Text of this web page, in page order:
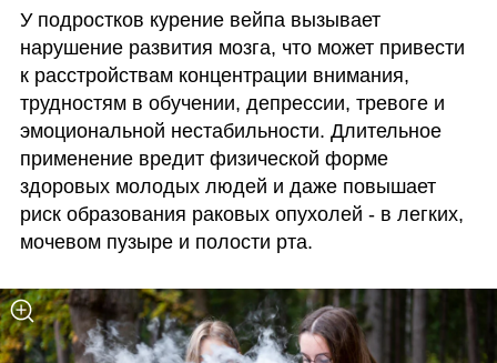
У подростков курение вейпа вызывает
нарушение развития мозга, что может привести
к расстройствам концентрации внимания,
трудностям в обучении, депрессии, тревоге и
эмоциональной нестабильности. Длительное
применение вредит физической форме
здоровых молодых людей и даже повышает
риск образования раковых опухолей - в легких,
мочевом пузыре и полости рта.